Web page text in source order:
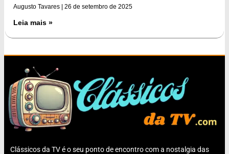
Augusto Tavares 26 de setembro de 2025
Leia mais »
Clássicos da TV é o seu ponto de encontro com a nostalgia das